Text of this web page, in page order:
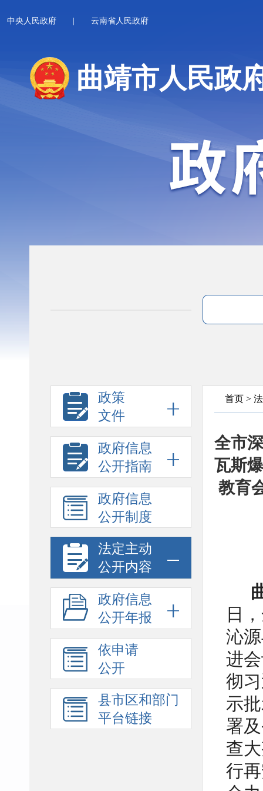
中央人民政府 云南省人民政府
曲靖市人民政
政策
文件
政府信息
公开指南
政府信息
公开制度
法定主动
公开内容
政府信息
公开年报
依申请
公开
县市区和部门
平台链接
首页 >
全市
瓦斯
教育
日
沁
进
彻
示
署
查
行